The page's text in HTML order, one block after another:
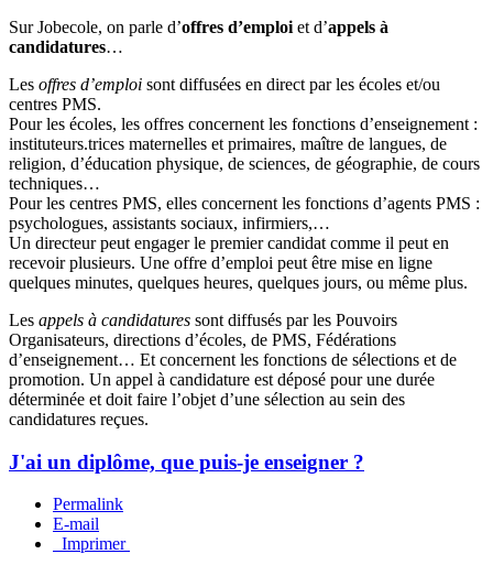
Sur Jobecole, on parle d’offres d’emploi et d’appels à
candidatures…
Les offres d’emploi sont diffusées en direct par les écoles et/ou
centres PMS.
Pour les écoles, les offres concernent les fonctions d’enseignement :
instituteurs.trices maternelles et primaires, maître de langues, de
religion, d’éducation physique, de sciences, de géographie, de cours
techniques…
Pour les centres PMS, elles concernent les fonctions d’agents PMS :
psychologues, assistants sociaux, infirmiers,…
Un directeur peut engager le premier candidat comme il peut en
recevoir plusieurs. Une offre d’emploi peut être mise en ligne
quelques minutes, quelques heures, quelques jours, ou même plus.
Les appels à candidatures sont diffusés par les Pouvoirs
Organisateurs, directions d’écoles, de PMS, Fédérations
d’enseignement… Et concernent les fonctions de sélections et de
promotion. Un appel à candidature est déposé pour une durée
déterminée et doit faire l’objet d’une sélection au sein des
candidatures reçues.
J'ai un diplôme, que puis-je enseigner ?
Permalink
E-mail
Imprimer